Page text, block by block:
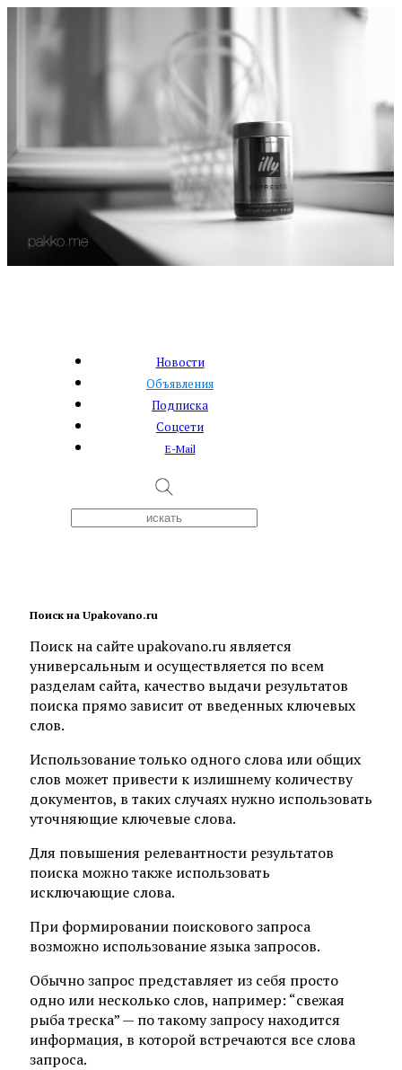
Новости
Объявления
Подписка
Соцсети
E-Mail
Поиск на Upakovano.ru
Поиск на сайте upakovano.ru является
универсальным и осуществляется по всем
разделам сайта, качество выдачи результатов
поиска прямо зависит от введенных ключевых
слов.
Использование только одного слова или общих
слов может привести к излишнему количеству
документов, в таких случаях нужно использовать
уточняющие ключевые слова.
Для повышения релевантности результатов
поиска можно также использовать
исключающие слова.
При формировании поискового запроса
возможно использование языка запросов.
Обычно запрос представляет из себя просто
одно или несколько слов, например: “свежая
рыба треска” — по такому запросу находится
информация, в которой встречаются все слова
запроса.